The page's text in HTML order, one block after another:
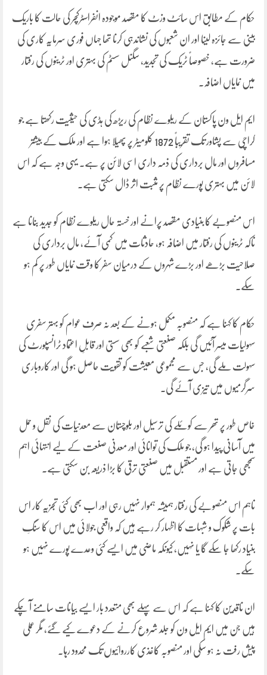
حکام کے مطابق اس سائٹ وزٹ کا مقصد موجودہ انفراسٹرکچر کی حالت کا باریک
بینی سے جائزہ لینا اور ان شعبوں کی نشاندہی کرنا تھا جہاں فوری سرمایہ کاری کی
ضرورت ہے، خصوصاً ٹریک کی تجدید، سگنل سسٹم کی بہتری اور ٹرینوں کی رفتار
میں نمایاں اضافہ۔
ایم ایل ون پاکستان کے ریلوے نظام کی ریڑھ کی ہڈی کی حیثیت رکھتا ہے جو
کراچی سے پشاور تک تقریباً 1872 کلومیٹر پر پھیلا ہوا ہے اور ملک کے بیشتر
مسافروں اور مال برداری کی ذمہ داری اسی لائن پر ہے۔ یہی وجہ ہے کہ اس
لائن میں بہتری پورے نظام پر مثبت اثر ڈال سکتی ہے۔
اس منصوبے کا بنیادی مقصد پرانے اور خستہ حال ریلوے نظام کو جدید بنانا ہے
تاکہ ٹرینوں کی رفتار میں اضافہ ہو، حادثات میں کمی آئے، مال برداری کی
صلاحیت بڑھے اور بڑے شہروں کے درمیان سفر کا وقت نمایاں طور پر کم ہو
سکے۔
حکام کا کہنا ہے کہ منصوبہ مکمل ہونے کے بعد نہ صرف عوام کو بہتر سفری
سہولیات میسر آئیں گی بلکہ صنعتی شعبے کو بھی سستی اور قابلِ اعتماد ٹرانسپورٹ کی
سہولت ملے گی، جس سے مجموعی معیشت کو تقویت حاصل ہو گی اور کاروباری
سرگرمیوں میں تیزی آئے گی۔
خاص طور پر تھر سے کوئلے کی ترسیل اور بلوچستان سے معدنیات کی نقل و حمل
میں آسانی پیدا ہو گی، جو ملک کی توانائی اور معدنی صنعت کے لیے انتہائی اہم
سمجھی جاتی ہے اور مستقبل میں صنعتی ترقی کا بڑا ذریعہ بن سکتی ہے۔
تاہم اس منصوبے کی رفتار ہمیشہ ہموار نہیں رہی اور اب بھی کئی تجزیہ کار اس
بات پر شکوک و شبہات کا اظہار کر رہے ہیں کہ واقعی جولائی میں اس کا سنگِ
بنیاد رکھا جا سکے گا یا نہیں، کیونکہ ماضی میں ایسے کئی وعدے پورے نہیں ہو
سکے۔
ان ناقدین کا کہنا ہے کہ اس سے پہلے بھی متعدد بار ایسے بیانات سامنے آ چکے
ہیں جن میں ایم ایل ون کو جلد شروع کرنے کے دعوے کیے گئے، مگر عملی
پیش رفت نہ ہو سکی اور منصوبہ کاغذی کارروائیوں تک محدود رہا۔